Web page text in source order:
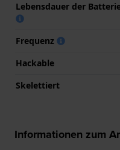
Lebensdauer der
Frequenz
Hackable
Skelettiert
Informationen zum